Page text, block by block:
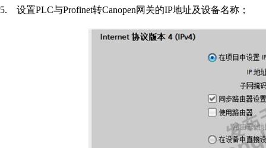
5. 设置PLC与Profinet转Canopen网关的IP地址及设备名称；